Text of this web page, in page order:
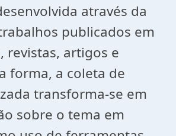
através da
publicados em
revistas, artigos e
forma, a coleta de
transforma-se em
sobre o tema em